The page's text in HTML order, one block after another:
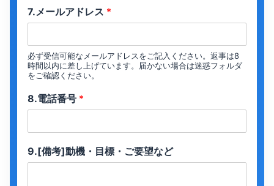
7.メールアドレス *
必ず受信可能なメールアドレスをご記入ください。返事は8
時間以内に差し上げています。届かない場合は迷惑フォルダ
をご確認ください。
8.電話番号 *
9.[備考]動機・目標・ご要望など